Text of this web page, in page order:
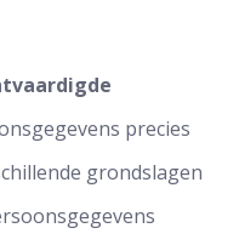
precies
grondslagen